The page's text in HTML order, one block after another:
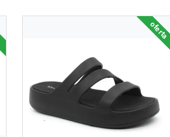
oferta